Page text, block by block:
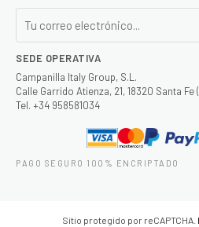
SEDE OPERATIVA
Campanilla Italy Group, S.L.
Calle Garrido Atienza, 21, 18320 Santa Fe
Tel. +34 958581034
PAGO SEGURO 100% ENCRIPTADO
Sitio protegido por reCAPTCHA.